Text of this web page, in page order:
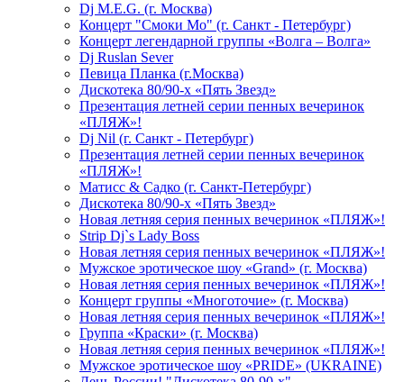
Dj M.E.G. (г. Москва)
Концерт "Смоки Мо" (г. Санкт - Петербург)
Концерт легендарной группы «Волга – Волга»
Dj Ruslan Sever
Певица Планка (г.Москва)
Дискотека 80/90-х «Пять Звезд»
Презентация летней серии пенных вечеринок
«ПЛЯЖ»!
Dj Nil (г. Санкт - Петербург)
Презентация летней серии пенных вечеринок
«ПЛЯЖ»!
Матисс & Садко (г. Санкт-Петербург)
Дискотека 80/90-х «Пять Звезд»
Новая летняя серия пенных вечеринок «ПЛЯЖ»!
Strip Dj`s Lady Boss
Новая летняя серия пенных вечеринок «ПЛЯЖ»!
Мужское эротическое шоу «Grand» (г. Москва)
Новая летняя серия пенных вечеринок «ПЛЯЖ»!
Концерт группы «Многоточие» (г. Москва)
Новая летняя серия пенных вечеринок «ПЛЯЖ»!
Группа «Краски» (г. Москва)
Новая летняя серия пенных вечеринок «ПЛЯЖ»!
Мужское эротическое шоу «PRIDE» (UKRAINE)